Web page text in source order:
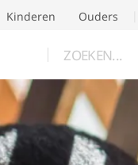
Kinderen Ouders
ZOEKEN...